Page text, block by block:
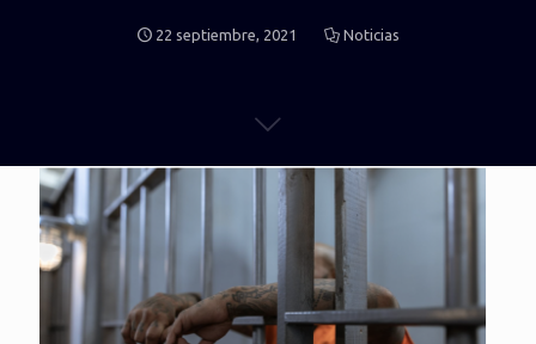
22 septiembre, 2021 Noticias